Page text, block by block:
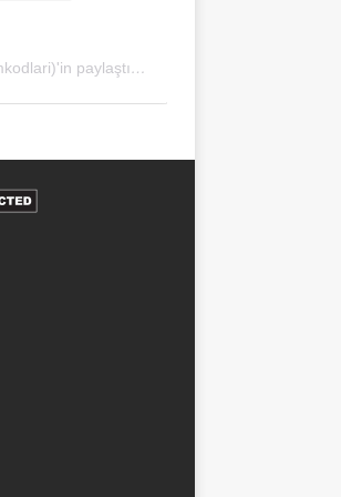
Parfüm Kodlari (@parfumkodlari)'in paylaştığı bir gönderi